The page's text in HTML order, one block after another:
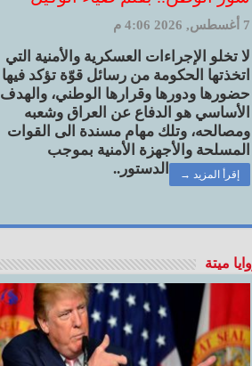
7 أغسطس, 2026 4:06 م
لا تخلو الإجراءات العسكرية والأمنية التي
اتخذتها الحكومة من رسائل قوّة تؤكد فيها
حضورها ودورها وقرارها الوطني، والهدف
الأساسي هو الدفاع عن العراق وشعبه
ومصالحه، وتلك مهام مسندة الى القوات
المسلحة والأجهزة الأمنية بموجب
الدستور..
إقرأ المزيد →
ميتة